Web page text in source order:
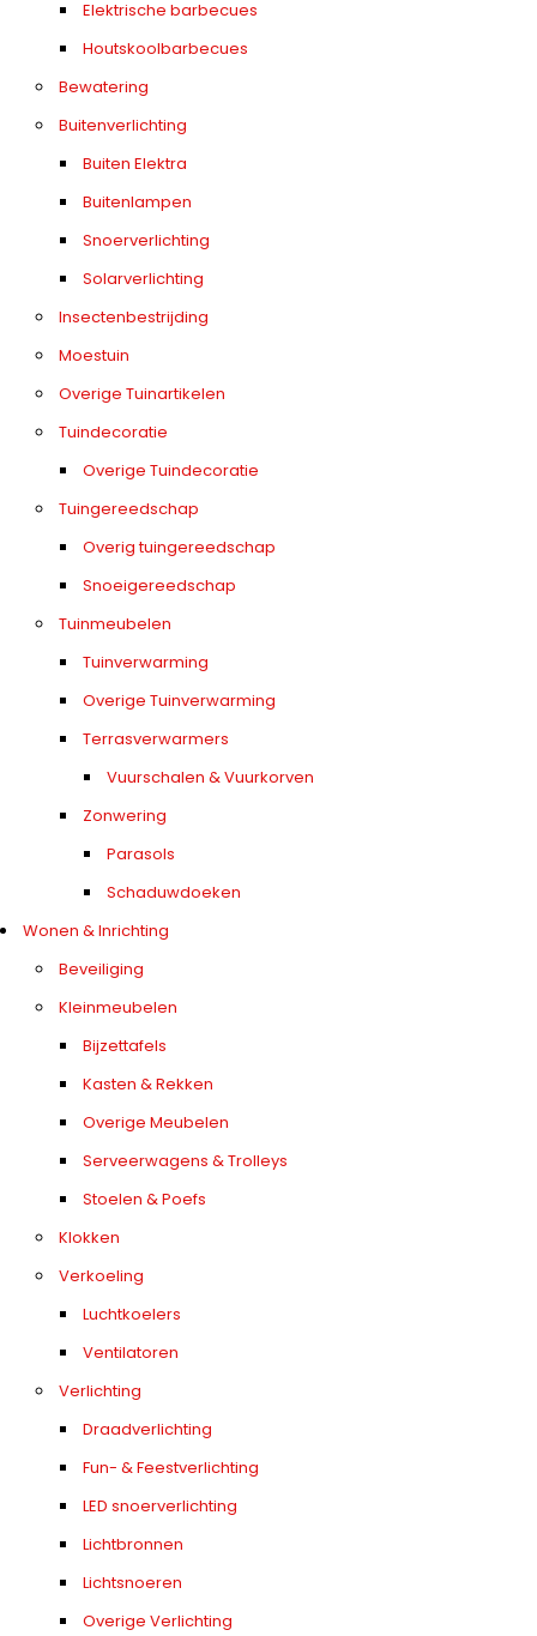
Elektrische barbecues
Houtskoolbarbecues
Bewatering
Buitenverlichting
Buiten Elektra
Buitenlampen
Snoerverlichting
Solarverlichting
Insectenbestrijding
Moestuin
Overige Tuinartikelen
Tuindecoratie
Overige Tuindecoratie
Tuingereedschap
Overig tuingereedschap
Snoeigereedschap
Tuinmeubelen
Tuinverwarming
Overige Tuinverwarming
Terrasverwarmers
Vuurschalen & Vuurkorven
Zonwering
Parasols
Schaduwdoeken
Wonen & Inrichting
Beveiliging
Kleinmeubelen
Bijzettafels
Kasten & Rekken
Overige Meubelen
Serveerwagens & Trolleys
Stoelen & Poefs
Klokken
Verkoeling
Luchtkoelers
Ventilatoren
Verlichting
Draadverlichting
Fun- & Feestverlichting
LED snoerverlichting
Lichtbronnen
Lichtsnoeren
Overige Verlichting